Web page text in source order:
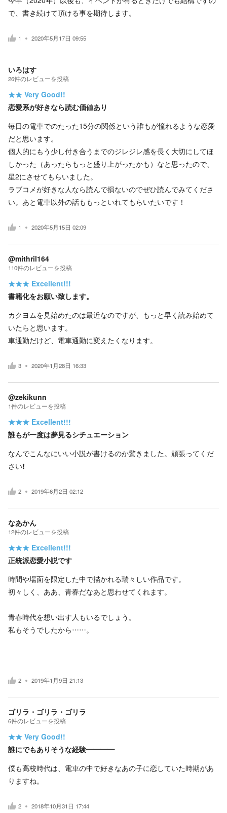
で、書き続けて頂ける事を期待します。
1 2020年5月17日 09:55
いろはす
26件のレビューを投稿
★★ Very Good!!
恋愛系が好きなら読む価値あり
毎日の電車でのたった15分の関係という誰もが憧れるような恋愛
だと思います。
個人的にもう少し付き合うまでのジレジレ感を長く大切にしてほ
しかった（あったらもっと盛り上がったかも）なと思ったので、
星2にさせてもらいました。
ラブコメが好きな人なら読んで損ないのでぜひ読んでみてくださ
い。あと電車以外の話ももっといれてもらいたいです！
1 2020年5月15日 02:09
@mithril164
110件のレビューを投稿
★★★ Excellent!!!
書籍化をお願い致します。
カクヨムを見始めたのは最近なのですが、もっと早く読み始めて
いたらと思います。
車通勤だけど、電車通勤に変えたくなります。
3 2020年1月28日 16:33
@zekikunn
1件のレビューを投稿
★★★ Excellent!!!
誰もが一度は夢見るシチュエーション
なんでこんなにいい小説が書けるのか驚きました。頑張ってくだ
さい❗
2 2019年6月2日 02:12
なあかん
12件のレビューを投稿
★★★ Excellent!!!
正統派恋愛小説です
時間や場面を限定した中で描かれる瑞々しい作品です。
初々しく、ああ、青春だなあと思わせてくれます。
青春時代を想い出す人もいるでしょう。
私もそうでしたから……。
2 2019年1月9日 21:13
ゴリラ・ゴリラ・ゴリラ
6件のレビューを投稿
★★ Very Good!!
誰にでもありそうな経験————
僕も高校時代は、電車の中で好きなあの子に恋していた時期があ
りますね。
2 2018年10月31日 17:44